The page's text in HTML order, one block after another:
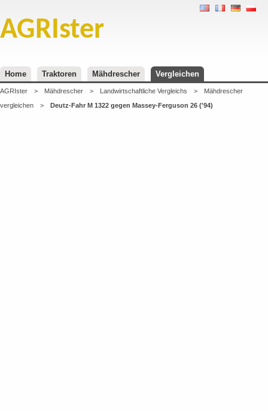
AGRIster
Home Traktoren Mähdrescher Vergleichen
AGRIster > Mähdrescher > Landwirtschaftliche Vergleichs >
Mähdrescher
vergleichen
> Deutz-Fahr M 1322 gegen Massey-Ferguson 26 ('94)